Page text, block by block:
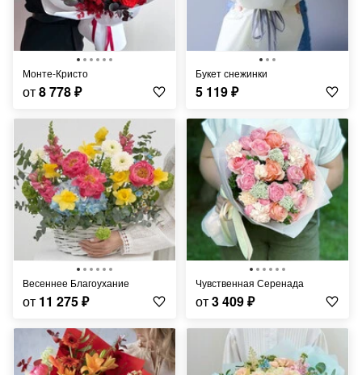
Монте-Кристо
от8 778₽
Букет снежинки
5 119₽
Весеннее Благоухание
от 11 275₽
Чувственная Серенада
от3 409₽